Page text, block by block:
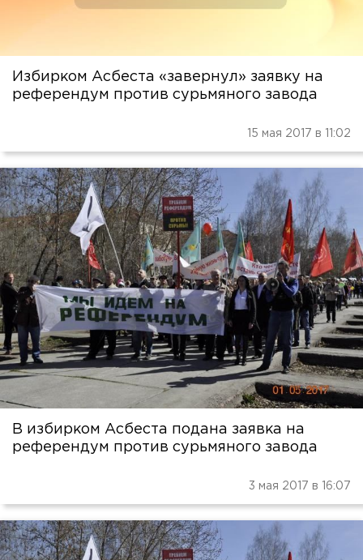
Избирком Асбеста «завернул» заявку на
референдум против сурьмяного завода
15 мая 2017 в 11:02
В избирком Асбеста подана заявка на
референдум против сурьмяного завода
3 мая 2017 в 16:07